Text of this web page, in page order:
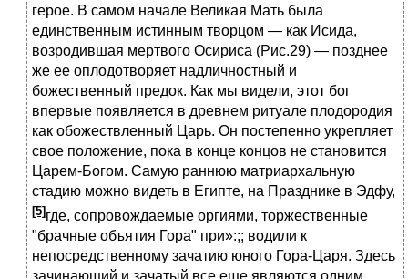
герое. В самом начале Великая Мать была
единственным истинным творцом — как Исида,
возродившая мертвого Осириса (Рис.29) — позднее
же ее оплодотворяет надличностный и
божественный предок. Как мы видели, этот бог
впервые появляется в древнем ритуале плодородия
как обожествленный Царь. Он постепенно укрепляет
свое положение, пока в конце концов не становится
Царем-Богом. Самую раннюю матриархальную
стадию можно видеть в Египте, на Празднике в Эдфу,
[5] где, сопровождаемые оргиями, торжественные
"брачные объятия Гора" при»:;; водили к
непосредственному зачатию юного Гора-Царя. Здесь
зачинающий и зачатый все еще являются одним